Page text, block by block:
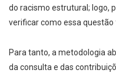
do racismo estrutural; logo,
verificar como essa questão
Para tanto, a metodologia
da consulta e das